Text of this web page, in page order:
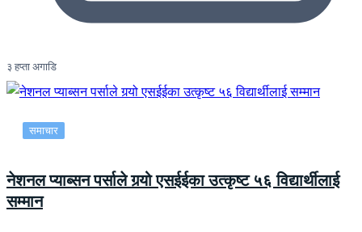
३ हप्ता अगाडि
समाचार
नेशनल प्याब्सन पर्साले गर्‍यो एसईईका उत्कृष्ट ५६ विद्यार्थीलाई
सम्मान